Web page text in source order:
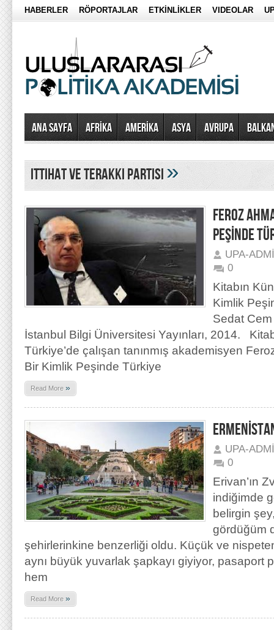
HABERLER RÖPORTAJLAR ETKİNLİKLER VIDEOLAR
Ana Sayfa AFRİKA AMERİKA ASYA AVRUPA
ittihat ve terakki partisi»
FEROZ
PEŞİNDE
UPA-
0
Kitabın
Kimlik
Sedat
İstanbul Bilgi Üniversitesi Yayınları, 2014.
Türkiye’de çalışan tanınmış akademisyen
Bir Kimlik Peşinde Türkiye
Read More »
UPA-
0
Erivan’ın
indiğimde
belirgin
gördüğüm
şehirlerinkine benzerliği oldu. Küçük ve
aynı büyük yuvarlak şapkayı giyiyor, pasaport
hem
Read More »